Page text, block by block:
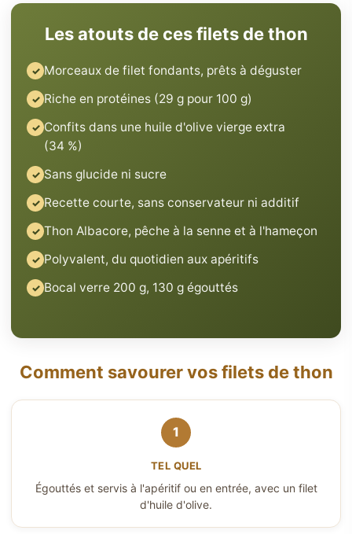
Les atouts de ces filets de thon
Morceaux de filet fondants, prêts à déguster
Riche en protéines (29 g pour 100 g)
Confits dans une huile d'olive vierge extra
(34 %)
Sans glucide ni sucre
Recette courte, sans conservateur ni additif
Thon Albacore, pêche à la senne et à l'hameçon
Polyvalent, du quotidien aux apéritifs
Bocal verre 200 g, 130 g égouttés
Comment savourer vos filets de thon
1
TEL QUEL
Égouttés et servis à l'apéritif ou en entrée, avec un filet
d'huile d'olive.